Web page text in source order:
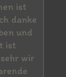
ist
danke
und
ist
wir